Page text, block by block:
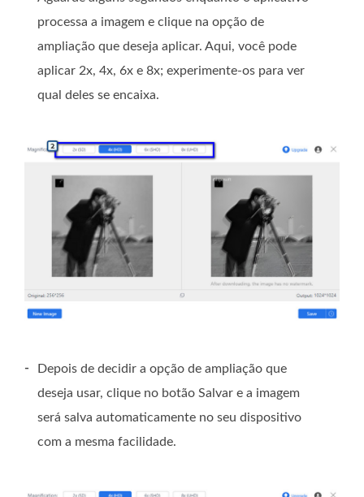
processa a imagem e clique na opção de
ampliação que deseja aplicar. Aqui, você pode
aplicar 2x, 4x, 6x e 8x; experimente-os para ver
qual deles se encaixa.
-
Depois de decidir a opção de ampliação que
deseja usar, clique no botão Salvar e a imagem
será salva automaticamente no seu dispositivo
com a mesma facilidade.